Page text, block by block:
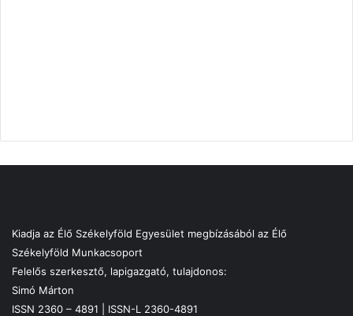
Kiadja az Élő Székelyföld Egyesület megbízásából az Élő
Székelyföld Munkacsoport
Felelős szerkesztő, lapigazgató, tulajdonos:
Simó Márton
ISSN 2360 – 4891 | ISSN-L 2360-4891